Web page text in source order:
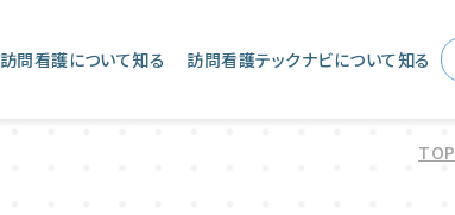
訪問看護について知る 訪問看護テックナビについて知る
TOP